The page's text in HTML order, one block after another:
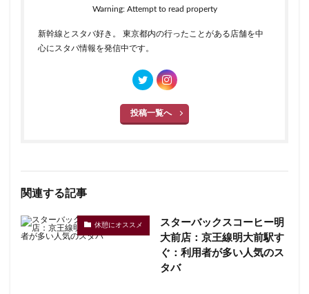
Warning: Attempt to read property
新幹線とスタバ好き。 東京都内の行ったことがある店舗を中
心にスタバ情報を発信中です。
投稿一覧へ
関連する記事
休憩にオススメ
スターバックスコーヒー明
大前店：京王線明大前駅す
ぐ：利用者が多い人気のス
タバ